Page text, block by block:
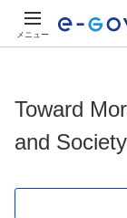
メニュー
Toward
and Society